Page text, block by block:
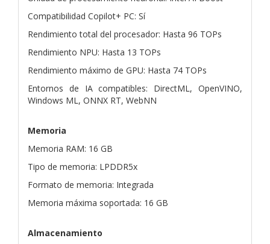
Compatibilidad Copilot+ PC: Sí
Rendimiento total del procesador: Hasta 96 TOPs
Rendimiento NPU: Hasta 13 TOPs
Rendimiento máximo de GPU: Hasta 74 TOPs
Entornos de IA compatibles: DirectML, OpenVINO,
Windows ML, ONNX RT, WebNN
Memoria
Memoria RAM: 16 GB
Tipo de memoria: LPDDR5x
Formato de memoria: Integrada
Memoria máxima soportada: 16 GB
Almacenamiento